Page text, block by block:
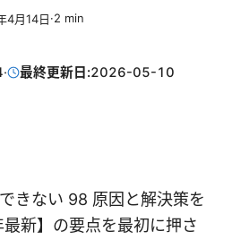
4月14日·2 min
· 最終更新日:2026-05-10
きない 98 原因と解決策を
新】の要点を最初に押さ